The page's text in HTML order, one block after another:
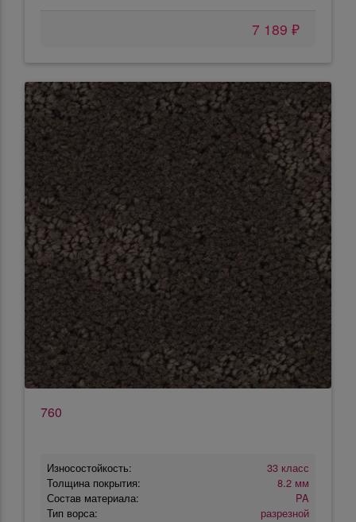
7 189 ₽
760
Износостойкость:
33 класс
Толщина покрытия:
8.2 мм
Состав материала:
PA
Тип ворса:
разрезной